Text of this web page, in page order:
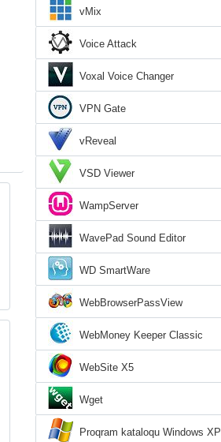
vMix
Voice Attack
Voxal Voice Changer
VPN Gate
vReveal
VSD Viewer
WampServer
WavePad Sound Editor
WD SmartWare
WebBrowserPassView
WebMoney Keeper Classic
WebSite X5
Wget
Proqram kataloqu Windows XP